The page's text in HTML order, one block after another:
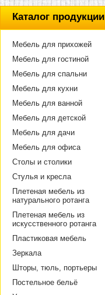
Каталог продукции
Мебель для прихожей
Мебель для гостиной
Мебель для спальни
Мебель для кухни
Мебель для ванной
Мебель для детской
Мебель для дачи
Мебель для офиса
Столы и столики
Стулья и кресла
Плетеная мебель из
натурального ротанга
Плетеная мебель из
искусственного ротанга
Пластиковая мебель
Зеркала
Шторы, тюль, портьеры
Постельное бельё